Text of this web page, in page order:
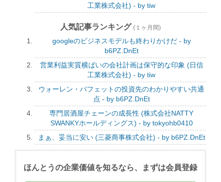
工業株式会社) - by tiw
人気記事ランキング (１ヶ月間)
googleのビジネスモデルも終わりかけだ - by
b6PZ.DnEt
営業利益実質横ばいの会社計画は保守的な印象 (日信
工業株式会社) - by tiw
ウォーレン・バフェットの投資先のわかりやすい共通
点 - by b6PZ.DnEt
専門居酒屋チェーンの成長性 (株式会社NATTY
SWANKYホールディングス) - by tokyohb0410
まぁ、妥当に安い (三菱商事株式会社) - by b6PZ.DnEt
ほんとうの企業価値を知るなら、まずは会員登録